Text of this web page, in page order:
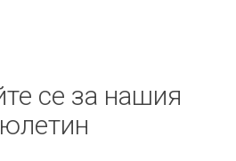
се за нашия